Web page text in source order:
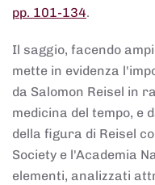
pp. 101-134.
Il saggio, facendo
mette in evidenza
da Salomon Reisel in
medicina del tempo,
della figura di Reisel
Society e l'Academia
elementi, analizzati